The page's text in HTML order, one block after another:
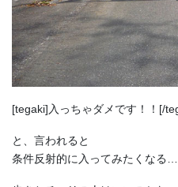
[tegaki]入っちゃダメです！！[/
と、言われると
条件反射的に入ってみたくなる